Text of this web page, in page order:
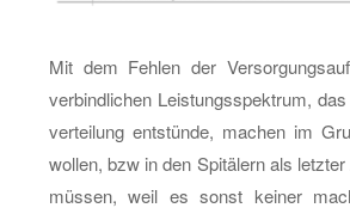
Mit dem Feh­len der
ver­bind­li­chen Leis­tungs­spek­trum,
ver­tei­lung ent­stün­de, ma­chen im
wol­len, bzw in den Spi­tä­lern als
müs­sen, weil es sonst kei­ner